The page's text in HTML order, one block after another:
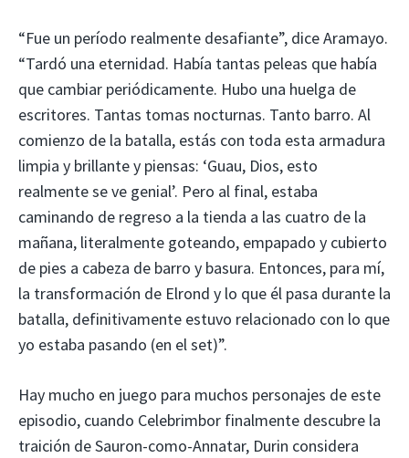
“Fue un período realmente desafiante”, dice Aramayo.
“Tardó una eternidad. Había tantas peleas que había
que cambiar periódicamente. Hubo una huelga de
escritores. Tantas tomas nocturnas. Tanto barro. Al
comienzo de la batalla, estás con toda esta armadura
limpia y brillante y piensas: ‘Guau, Dios, esto
realmente se ve genial’. Pero al final, estaba
caminando de regreso a la tienda a las cuatro de la
mañana, literalmente goteando, empapado y cubierto
de pies a cabeza de barro y basura. Entonces, para mí,
la transformación de Elrond y lo que él pasa durante la
batalla, definitivamente estuvo relacionado con lo que
yo estaba pasando (en el set)”.
Hay mucho en juego para muchos personajes de este
episodio, cuando Celebrimbor finalmente descubre la
traición de Sauron-como-Annatar, Durin considera